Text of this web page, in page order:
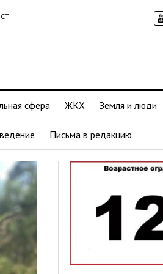
сфера ЖКХ Земля и люди
Письма в редакцию